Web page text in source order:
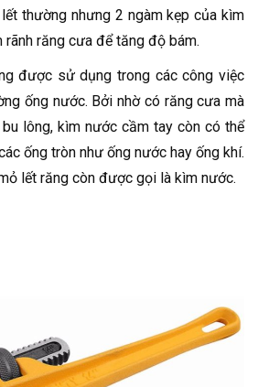
thường nhưng 2 ngàm kẹp của kìm
răng cưa để tăng độ bám.
được sử dụng trong các công việc
ống nước. Bởi nhờ có răng cưa mà
lông, kìm nước cầm tay còn có thể
ống tròn như ống nước hay ống khí.
lết răng còn được gọi là kìm nước.